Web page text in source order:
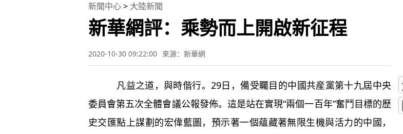
新聞中心> 大陸新聞
新華網評：乘勢而上開啟新征程
2020-10-30 09:22:00 來源：新華網
凡益之道，與時偕行。29日，備受矚目的中國共産黨第十九屆中央
委員會第五次全體會議公報發佈。這是站在實現“兩個一百年”奮鬥目標的歷
史交匯點上謀劃的宏偉藍圖，預示著一個蘊藏著無限生機與活力的中國，